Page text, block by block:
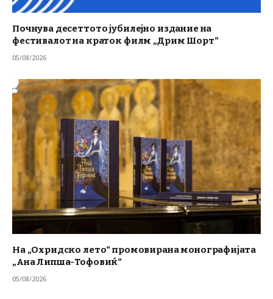
Почнува десеттото јубилејно издание на
фестивалот на краток филм „Дрим Шорт“
05/08/2026
На „Охридско лето“ промовирана монографијата
„Ана Липша-Тофовиќ“
05/08/2026